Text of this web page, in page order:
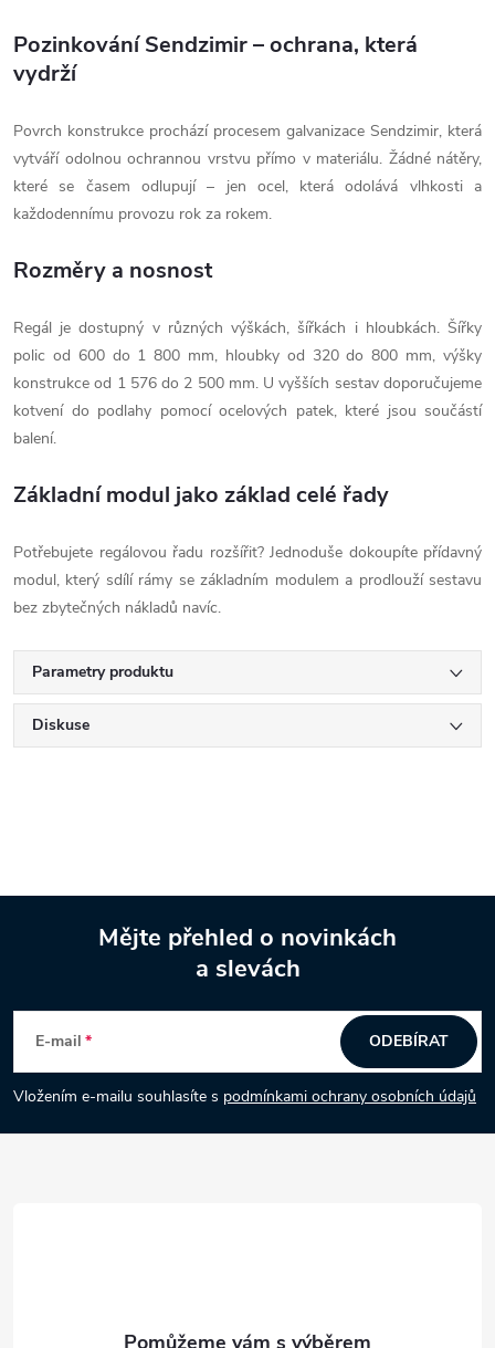
Pozinkování Sendzimir – ochrana, která
vydrží
Povrch konstrukce prochází procesem galvanizace Sendzimir, která
vytváří odolnou ochrannou vrstvu přímo v materiálu. Žádné nátěry,
které se časem odlupují – jen ocel, která odolává vlhkosti a
každodennímu provozu rok za rokem.
Rozměry a nosnost
Regál je dostupný v různých výškách, šířkách i hloubkách. Šířky
polic od 600 do 1 800 mm, hloubky od 320 do 800 mm, výšky
konstrukce od 1 576 do 2 500 mm. U vyšších sestav doporučujeme
kotvení do podlahy pomocí ocelových patek, které jsou součástí
balení.
Základní modul jako základ celé řady
Potřebujete regálovou řadu rozšířit? Jednoduše dokoupíte přídavný
modul, který sdílí rámy se základním modulem a prodlouží sestavu
bez zbytečných nákladů navíc.
Parametry produktu
Diskuse
p
a
Mějte přehled o novinkách
a slevách
E-mail
Vložením e-mailu souhlasíte s podmínkami ochrany osobních údajů
ODEBÍRAT